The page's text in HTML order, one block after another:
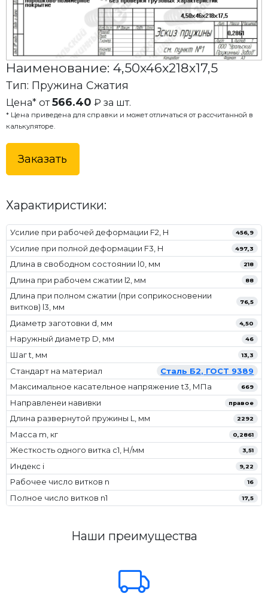
Наименование: 4,50x46x218x17,5
Тип: Пружина Сжатия
Цена* от566.40 ₽ за шт.
* Цена приведена для справки и может отличаться от рассчитанной в
калькуляторе.
Заказать
Характиристики:
Усилие при рабочей деформации F2, Н 456,9
Усилие при полной деформации F3, Н 497,3
Длина в свободном состоянии l0, мм 218
Длина при рабочем сжатии l2, мм 88
Длина при полном сжатии (при соприкосновении
витков) l3, мм
76,5
Диаметр заготовки d, мм 4,50
Наружный диаметр D, мм 46
Шаг t, мм 13,3
Стандарт на материал
Сталь Б2, ГОСТ 9389
Максимальное касательное напряжение t3, МПа
669
Направленеи навивки правое
Длина развернутой пружины L, мм 2292
Масса m, кг 0,2861
Жесткость одного витка c1, Н/мм 3,51
Индекс i 9,22
Рабочее число витков n 16
Полное число витков n1 17,5
Наши преимущества